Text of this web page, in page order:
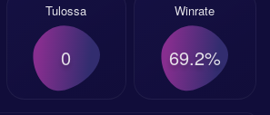
Tulossa
0
Winrate
69.2%